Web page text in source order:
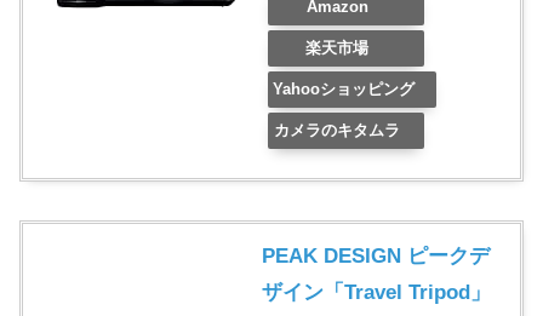
Amazon
楽天市場
Yahooショッピング
カメラのキタムラ
PEAK DESIGN ピークデ
ザイン「Travel Tripod」